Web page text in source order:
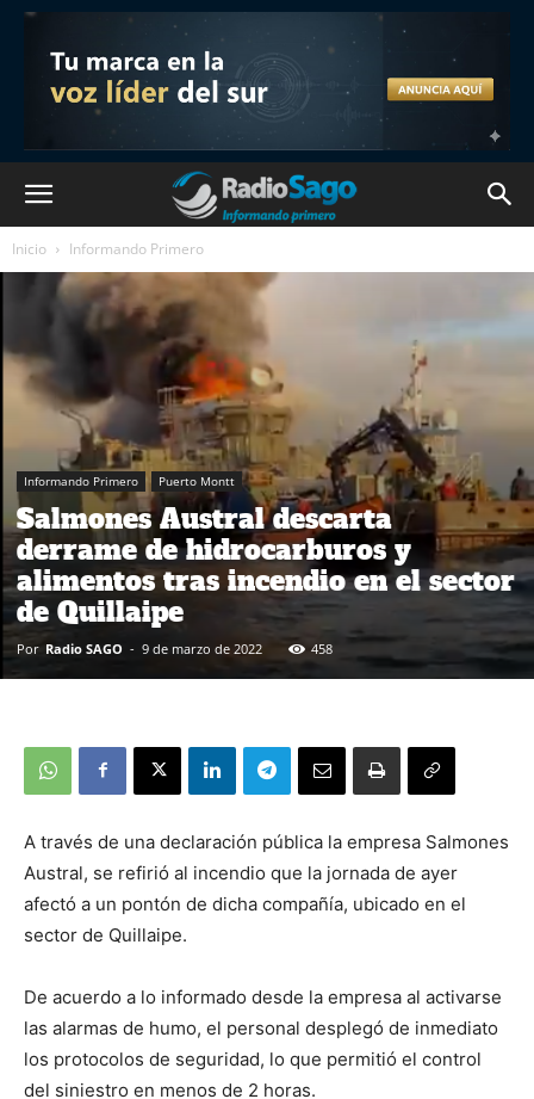
Inicio Informando Primero
Informando Primero Puerto Montt
Salmones Austral descarta
derrame de hidrocarburos y
alimentos tras incendio en el sector
de Quillaipe
Por Radio SAGO - 9 de marzo de 2022 458
A través de una declaración pública la empresa Salmones
Austral, se refirió al incendio que la jornada de ayer
afectó a un pontón de dicha compañía, ubicado en el
sector de Quillaipe.
De acuerdo a lo informado desde la empresa al activarse
las alarmas de humo, el personal desplegó de inmediato
los protocolos de seguridad, lo que permitió el control
del siniestro en menos de 2 horas.